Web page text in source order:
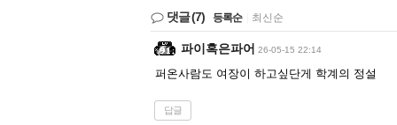
댓글(7) 등록순 최신순
파이혹은파어 26-05-15 22:14
퍼온사람도 여장이 하고싶단게 학계의 정설
답글